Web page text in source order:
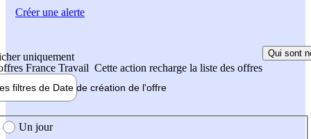
uniquement
France Travail Cette action recharge la liste des offres
Qui sont
filtres de Date de création de l'offre
création de l'offre
Un jour
Créer une alerte